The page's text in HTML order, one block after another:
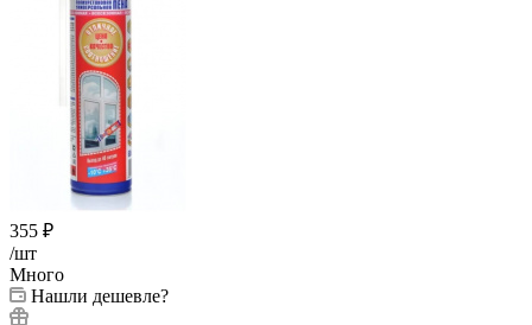
355 ₽
/шт
Много
Нашли дешевле?